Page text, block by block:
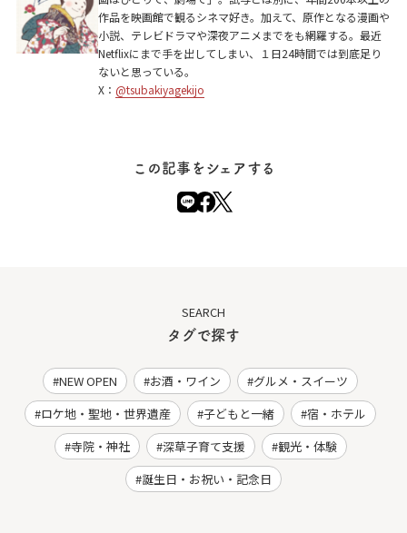
作品を映画館で観るシネマ好き。加えて、原作となる漫画や
小説、テレビドラマや深夜アニメまでをも網羅する。最近
Netflixにまで手を出してしまい、１日24時間では到底足り
ないと思っている。
X： @tsubakiyagekijo
この記事をシェアする
SEARCH
タグで探す
NEW OPEN お酒・ワイン
グルメ・スイーツ
ロケ地・聖地・世界遺産
子どもと一緒
宿・ホテル
寺院・神社
深草子育て支援
観光・体験
誕生日・お祝い・記念日